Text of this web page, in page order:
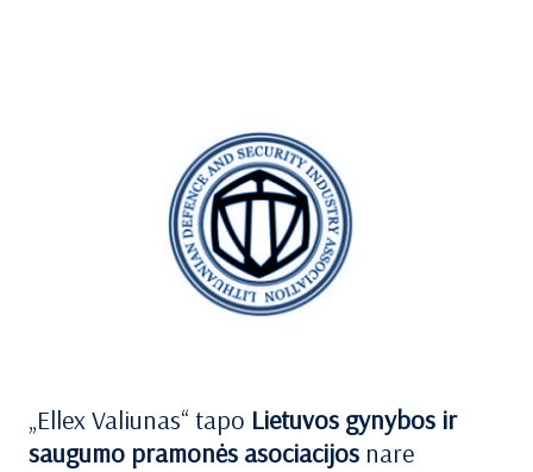
„Ellex Valiunas“ tapo Lietuvos gynybos ir
saugumo pramonės asociacijos nare